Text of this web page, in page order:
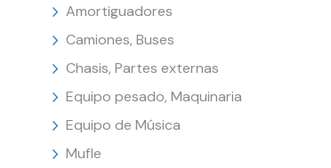
Amortiguadores
Camiones, Buses
Chasis, Partes externas
Equipo pesado, Maquinaria
Equipo de Música
Mufle